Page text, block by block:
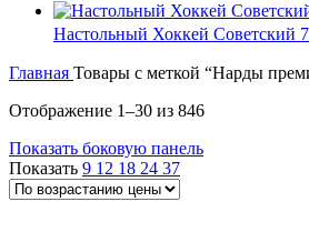
Настольный Хоккей Советский
Главная Товары с меткой “Нарды
Отображение 1–30 из 846Цены:
Показать боковую панель
Показать 9 12 18 24 37